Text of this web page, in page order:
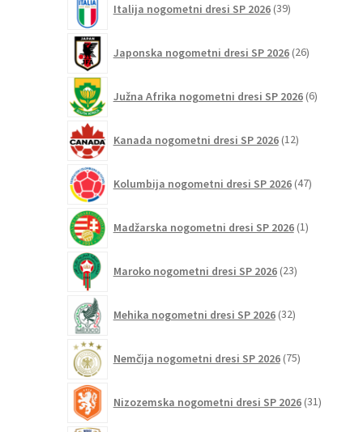
Italija nogometni dresi SP 2026 39izdelkov
Japonska nogometni dresi SP 2026 26izdelkov
Južna Afrika nogometni dresi SP 2026 6izdelkov
Kanada nogometni dresi SP 2026 12izdelkov
Kolumbija nogometni dresi SP 2026 47izdelkov
Madžarska nogometni dresi SP 2026 1izdelek
Maroko nogometni dresi SP 2026 23izdelkov
Mehika nogometni dresi SP 2026 32izdelkov
Nemčija nogometni dresi SP 2026 75izdelkov
Nizozemska nogometni dresi SP 2026 31izdelkov